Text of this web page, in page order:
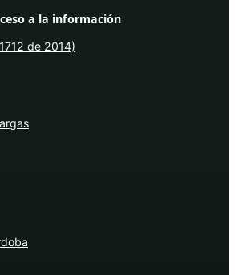
a la información
de 2014)